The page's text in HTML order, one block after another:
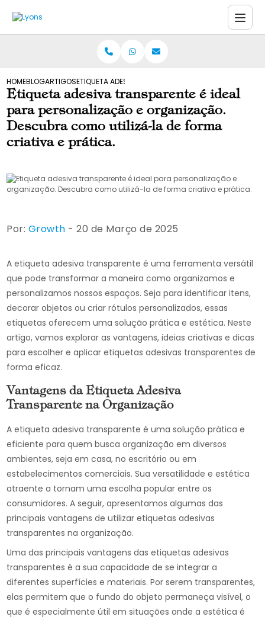
HOMEBLOGARTIGOSETIQUETA ADESIVA TRANSPARENTE É IDEAL PARA
Etiqueta adesiva transparente é ideal
para personalização e organização.
Descubra como utilizá-la de forma
criativa e prática.
Por: Growth - 20 de Março de 2025
A etiqueta adesiva transparente é uma ferramenta versátil
que pode transformar a maneira como organizamos e
personalizamos nossos espaços. Seja para identificar itens,
decorar objetos ou criar rótulos personalizados, essas
etiquetas oferecem uma solução prática e estética. Neste
artigo, vamos explorar as vantagens, ideias criativas e dicas
para escolher e aplicar etiquetas adesivas transparentes de
forma eficaz.
Vantagens da Etiqueta Adesiva
Transparente na Organização
A etiqueta adesiva transparente é uma solução prática e
eficiente para quem busca organização em diversos
ambientes, seja em casa, no escritório ou em
estabelecimentos comerciais. Sua versatilidade e estética
atraente a tornam uma escolha popular entre os
consumidores. A seguir, apresentamos algumas das
principais vantagens de utilizar etiquetas adesivas
transparentes na organização.
Uma das principais vantagens das etiquetas adesivas
transparentes é a sua capacidade de se integrar a
diferentes superfícies e materiais. Por serem transparentes,
elas permitem que o fundo do objeto permaneça visível, o
que é especialmente útil em situações onde a estética é